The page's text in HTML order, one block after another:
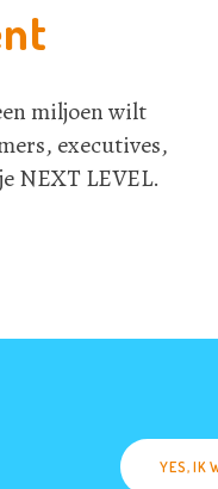
miljoen wilt
executives,
NEXT LEVEL.
YES, IK